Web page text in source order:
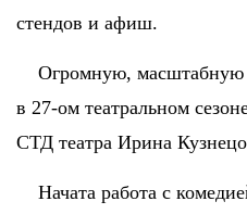
стендов и афиш.
Огромную, масштабную
в 27-ом театральном
СТД театра Ирина
Начата работа с